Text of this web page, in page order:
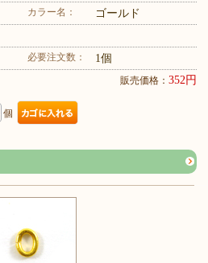
カラー名： ゴールド
必要注文数： 1個
販売価格： 352円
個